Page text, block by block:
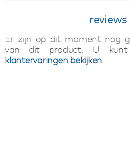
reviews
Er zijn op dit moment nog
van dit product. U
klantervaringen bekijken.